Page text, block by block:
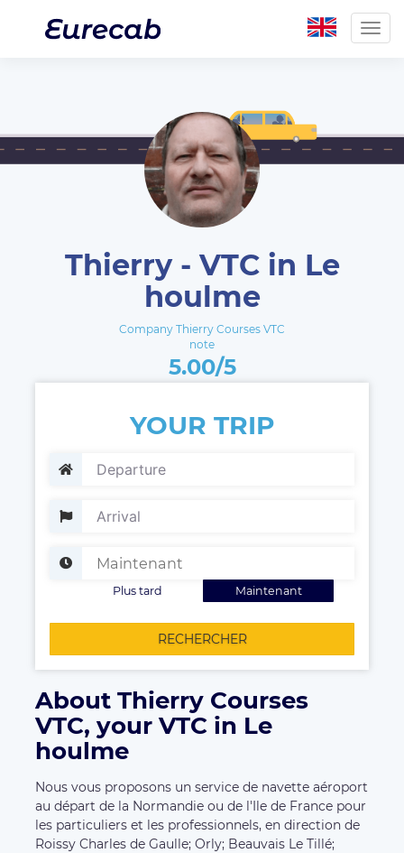
Thierry - VTC in Le
houlme
Company Thierry Courses VTC
note
5.00/5
YOUR TRIP
Maintenant
Plus tard
RECHERCHER
About Thierry Courses
VTC, your VTC in Le
houlme
Nous vous proposons un service de navette aéroport
au départ de la Normandie ou de l'Ile de France pour
les particuliers et les professionnels, en direction de
Roissy Charles de Gaulle; Orly; Beauvais Le Tillé;